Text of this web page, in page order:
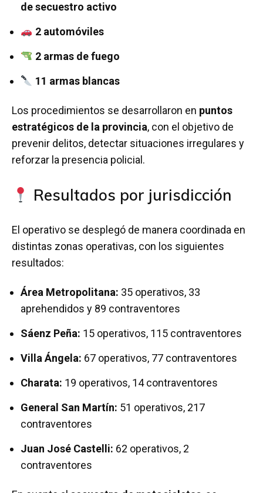
de secuestro activo
2 automóviles
2 armas de fuego
11 armas blancas
Los procedimientos se desarrollaron en puntos
estratégicos de la provincia, con el objetivo de
prevenir delitos, detectar situaciones irregulares y
reforzar la presencia policial.
Resultados por jurisdicción
El operativo se desplegó de manera coordinada en
distintas zonas operativas, con los siguientes
resultados:
Área Metropolitana: 35 operativos, 33
aprehendidos y 89 contraventores
Sáenz Peña: 15 operativos, 115 contraventores
Villa Ángela: 67 operativos, 77 contraventores
Charata: 19 operativos, 14 contraventores
General San Martín: 51 operativos, 217
contraventores
Juan José Castelli: 62 operativos, 2
contraventores